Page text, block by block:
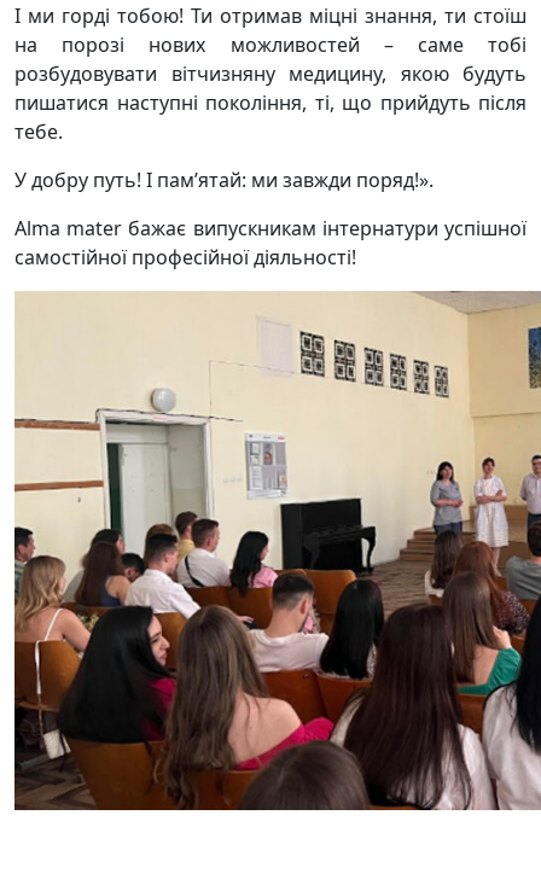
І ми горді тобою! Ти отримав міцні знання, ти стоїш
на порозі нових можливостей – саме тобі
розбудовувати вітчизняну медицину, якою будуть
пишатися наступні покоління, ті, що прийдуть після
тебе.
У добру путь! І пам’ятай: ми завжди поряд!».
Alma mater бажає випускникам інтернатури успішної
самостійної професійної діяльності!